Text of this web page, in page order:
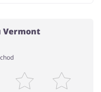
Vermont